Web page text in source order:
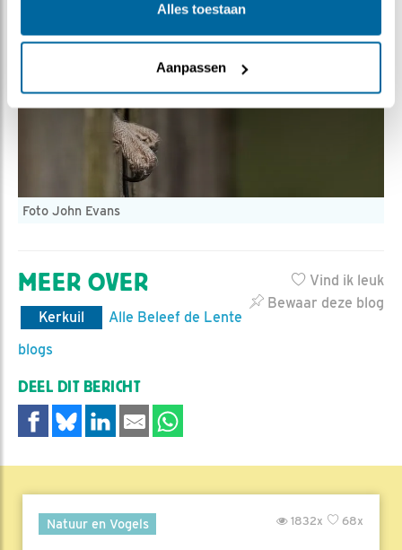
Alles toestaan
Aanpassen
Foto John Evans
Vind ik leuk
Bewaar deze blog
MEER OVER
Kerkuil
Alle Beleef de Lente
blogs
DEEL DIT BERICHT
Natuur en Vogels 68x
1832x